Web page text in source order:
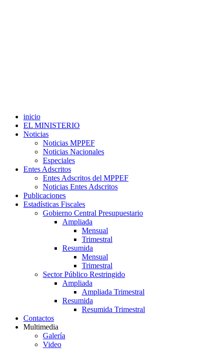
inicio
EL MINISTERIO
Noticias
Noticias MPPEF
Noticias Nacionales
Especiales
Entes Adscritos
Entes Adscritos del MPPEF
Noticias Entes Adscritos
Publicaciones
Estadísticas Fiscales
Gobierno Central Presupuestario
Ampliada
Mensual
Trimestral
Resumida
Mensual
Trimestral
Sector Público Restringido
Ampliada
Ampliada Trimestral
Resumida
Resumida Trimestral
Contactos
Multimedia
Galería
Video